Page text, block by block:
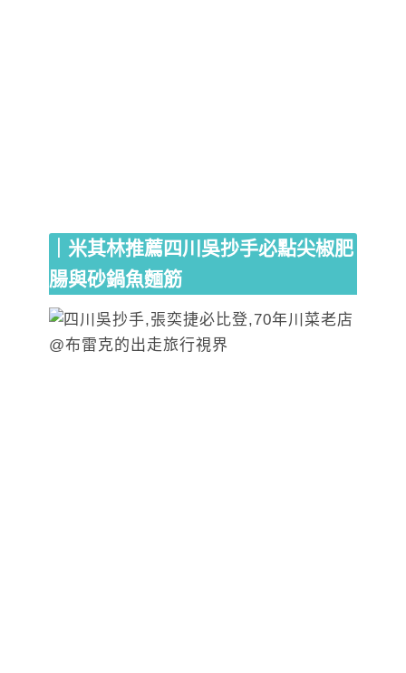
｜米其林推薦四川吳抄手必點尖椒肥
腸與砂鍋魚麵筋